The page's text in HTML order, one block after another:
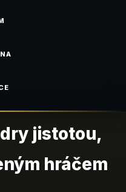
jistotou,
hráčem